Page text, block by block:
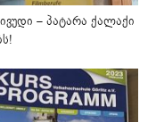
– პატარა ქალაქი